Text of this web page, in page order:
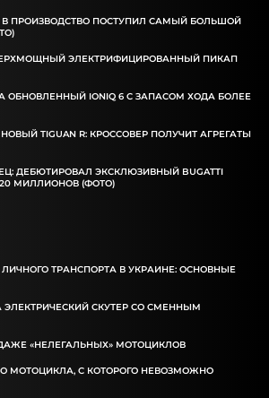
ПРОИЗВОДСТВО ПОСТУПИЛ САМЫЙ БОЛЬШОЙ
ЭЛЕКТРИФИЦИРОВАННЫЙ ПИКАП
ОБНОВЛЕННЫЙ IONIQ 6 С ЗАПАСОМ ХОДА БОЛЕЕ
НОВЫЙ TIGUAN R: КРОССОВЕР ПОЛУЧИТ АГРЕГАТЫ
ДЕБЮТИРОВАЛ ЭКСКЛЮЗИВНЫЙ BUGATTI
МИЛЛИОНОВ (ФОТО)
ТРАНСПОРТА В УКРАИНЕ: ОСНОВНЫЕ
ЭЛЕКТРИЧЕСКИЙ СКУТЕР СО СМЕННЫМ
«НЕЛЕГАЛЬНЫХ» МОТОЦИКЛОВ
МОТОЦИКЛА, С КОТОРОГО НЕВОЗМОЖНО